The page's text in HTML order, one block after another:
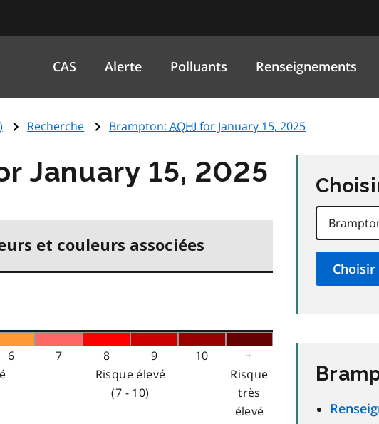
CAS Alerte Polluants Renseignements
) Recherche Brampton: AQHI for January 15, 2025
January 15, 2025
et couleurs associées
6 7 8 9 10
+
Risque élevé
(7 - 10)
Risque
très
élevé